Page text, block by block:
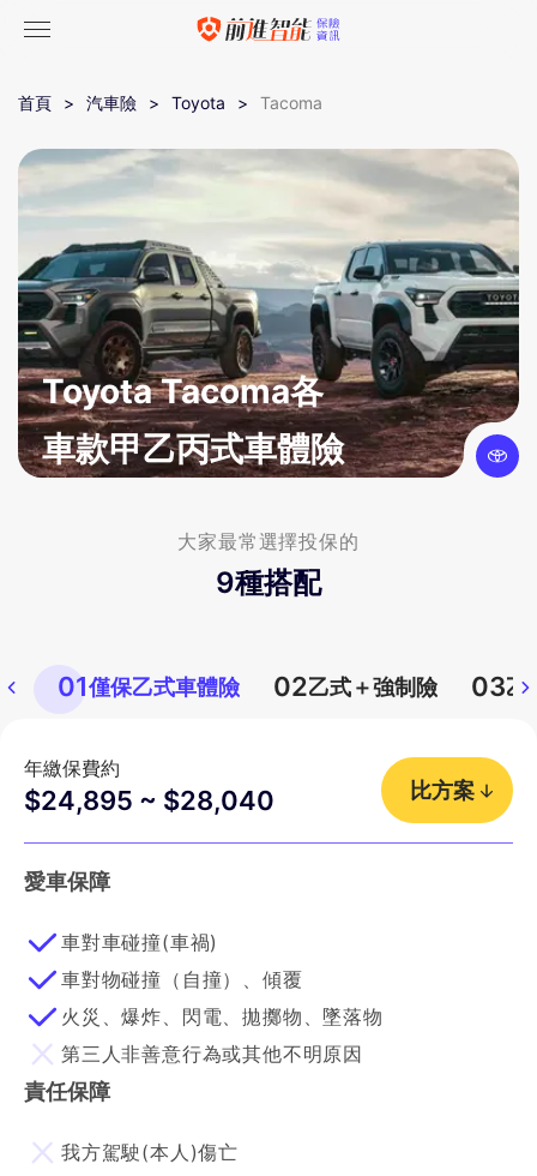
首頁 汽車險 Toyota Tacoma
Toyota Tacoma各
車款甲乙丙式車體險
大家最常選擇投保的
9種搭配
01僅保乙式車體險 02乙式＋強制險 03乙
年繳保費約
$24,895 ~ $28,040 比方案
愛車保障
車對車碰撞(車禍)
車對物碰撞（自撞）、傾覆
火災、爆炸、閃電、拋擲物、墜落物
第三人非善意行為或其他不明原因
責任保障
我方駕駛(本人)傷亡